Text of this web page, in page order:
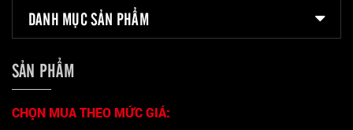
DANH MỤC SẢN PHẨM
SẢN PHẨM
CHỌN MUA THEO MỨC GIÁ: